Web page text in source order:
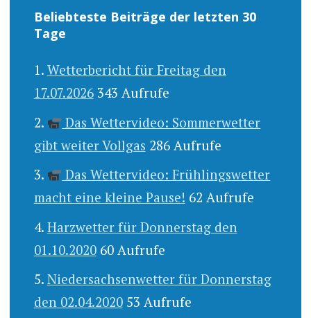
Beliebteste Beiträge der letzten 30
Tage
Wetterbericht für Freitag den
17.07.2026 343 Aufrufe
Das Wettervideo: Sommerwetter
gibt weiter Vollgas 286 Aufrufe
Das Wettervideo: Frühlingswetter
macht eine kleine Pause! 62 Aufrufe
Harzwetter für Donnerstag den
01.10.2020 60 Aufrufe
Niedersachsenwetter für Donnerstag
den 02.04.2020 53 Aufrufe